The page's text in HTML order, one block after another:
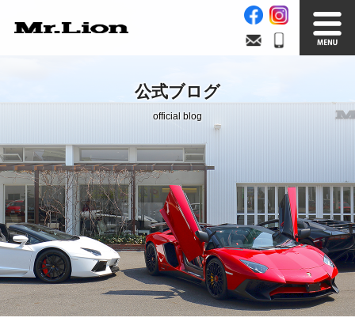
在庫車情報 買取無料査定
Factory
自社工場 サービス案内
Official Blog
公式ブログ
Company info.
会社案内
公式ブログ
official blog